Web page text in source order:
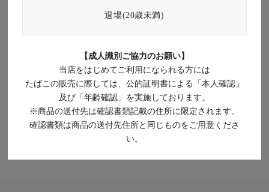
介護用品 その他
ただいま準備中のため、もうしばらくお待ちください。
退場(20歳未満)
【成人識別ご協力のお願い】
当店をはじめてご利用になられる方には
たばこの販売に際しては、公的証明書による「本人確認」
及び「年齢確認」を実施しております。
※商品の送付先は確認書類記載の住所に限定されます。
確認書類は商品の送付先住所と同じものをご用意くださ
い。